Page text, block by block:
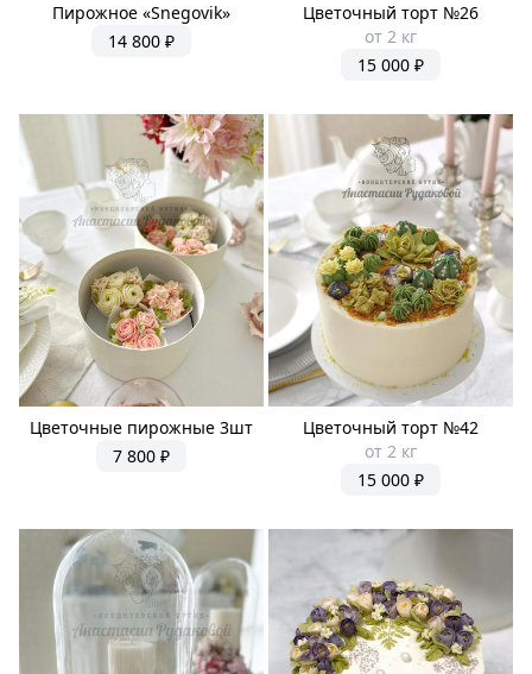
Пирожное «Snegovik»
14 800 ₽
Цветочный торт №26
от 2 кг
15 000 ₽
Цветочные пирожные 3шт
7 800 ₽
Цветочный торт №42
от 2 кг
15 000 ₽